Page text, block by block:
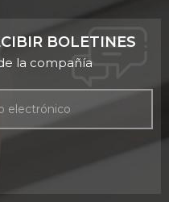
BOLETINES
la compañía